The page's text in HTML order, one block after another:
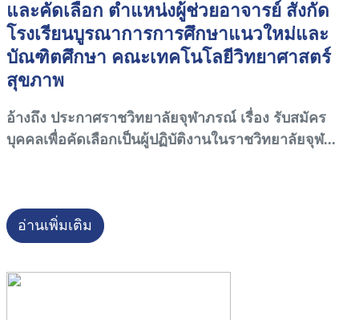
และคัดเลือก ตำแหน่งผู้ช่วยอาจารย์ สังกัด
โรงเรียนบูรณาการการศึกษาแนวใหม่และ
บัณฑิตศึกษา คณะเทคโนโลยีวิทยาศาสตร์
สุขภาพ
อ้างถึง ประกาศราชวิทยาลัยจุฬาภรณ์ เรื่อง รับสมัคร
บุคคลเพื่อคัดเลือกเป็นผู้ปฏิบัติงานในราชวิทยาลัยจุฬ...
อ่านเพิ่มเติม